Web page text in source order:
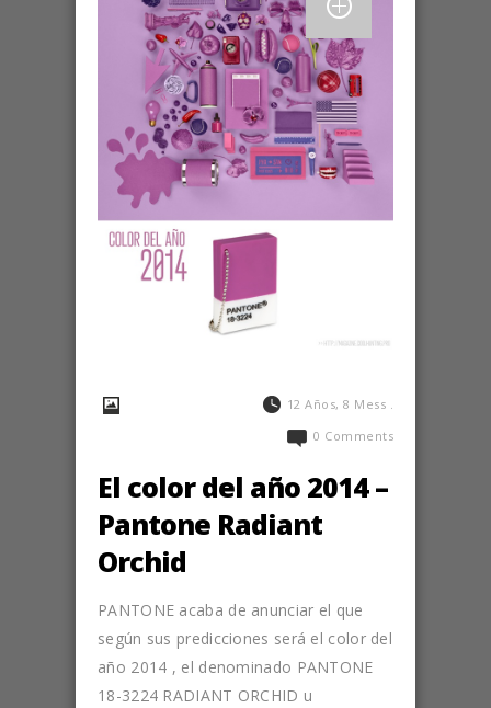
12 Años, 8 Mess .
0 Comments
El color del año 2014 –
Pantone Radiant
Orchid
PANTONE acaba de anunciar el que
según sus predicciones será el color del
año 2014 , el denominado PANTONE
18-3224 RADIANT ORCHID u